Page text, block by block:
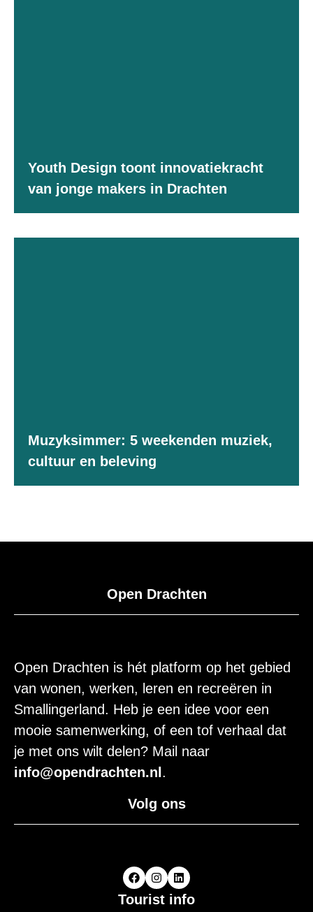
Youth Design toont innovatiekracht
van jonge makers in Drachten
Muzyksimmer: 5 weekenden muziek,
cultuur en beleving
Open Drachten
Open Drachten is hét platform op het gebied
van wonen, werken, leren en recreëren in
Smallingerland. Heb je een idee voor een
mooie samenwerking, of een tof verhaal dat
je met ons wilt delen? Mail naar
info@opendrachten.nl .
Volg ons
Tourist info